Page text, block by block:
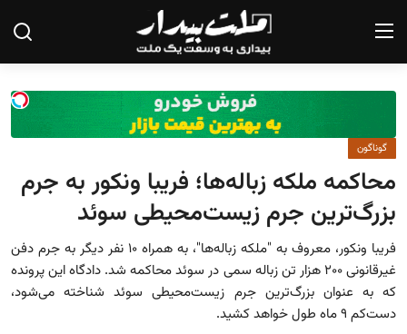
درباره ما
تماس با ما
گزارش
تحلیل
گوناگون
محاکمه ملکه زباله‌ها؛ فریبا ونکور به جرم
بزرگ‌ترین جرم زیست‌محیطی سوئد
فریبا ونکور، معروف به "ملکه زباله‌ها"، به همراه ۱۰ نفر دیگر به جرم دفن
غیرقانونی ۲۰۰ هزار تن زباله سمی در سوئد محاکمه شد. دادگاه این پرونده
که به عنوان بزرگ‌ترین جرم زیست‌محیطی سوئد شناخته می‌شود،
دست‌کم ۹ ماه طول خواهد کشید.